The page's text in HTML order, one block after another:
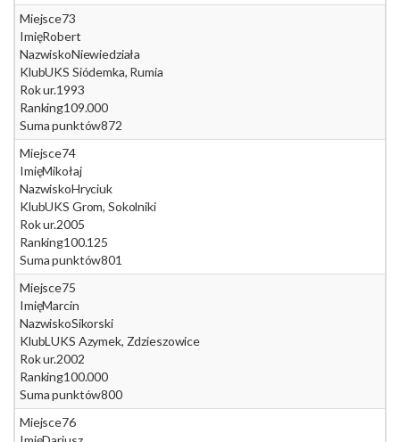
Miejsce73
ImięRobert
NazwiskoNiewiedziała
KlubUKS Siódemka, Rumia
Rok ur.1993
Ranking109.000
Suma punktów872
Miejsce74
ImięMikołaj
NazwiskoHryciuk
KlubUKS Grom, Sokolniki
Rok ur.2005
Ranking100.125
Suma punktów801
Miejsce75
ImięMarcin
NazwiskoSikorski
KlubLUKS Azymek, Zdzieszowice
Rok ur.2002
Ranking100.000
Suma punktów800
Miejsce76